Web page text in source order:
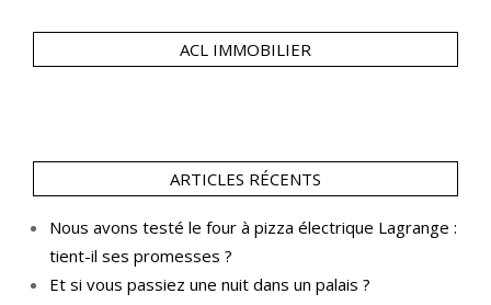
ACL IMMOBILIER
ARTICLES RÉCENTS
Nous avons testé le four à pizza électrique Lagrange :
tient-il ses promesses ?
Et si vous passiez une nuit dans un palais ?